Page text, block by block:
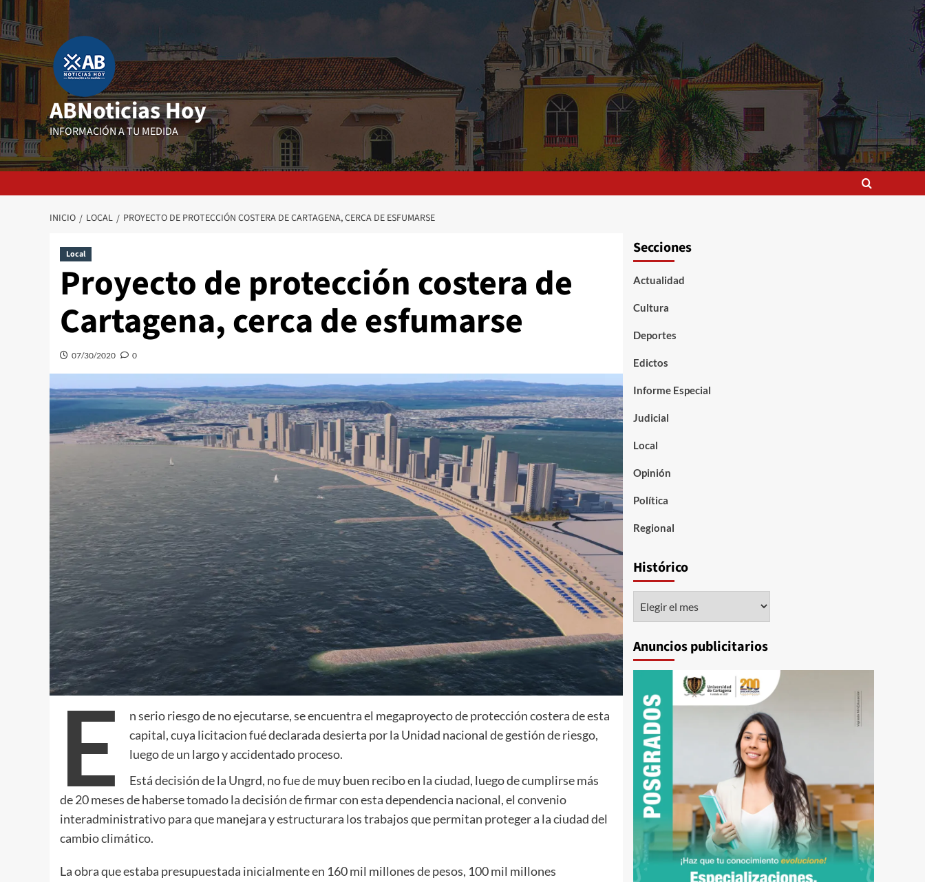
al
contenido
ABNoticias Hoy
INFORMACIÓN A TU MEDIDA
INICIO LOCAL PROYECTO DE PROTECCIÓN COSTERA DE CARTAGENA, CERCA DE ESFUMARSE
Local
Proyecto de protección costera de
Cartagena, cerca de esfumarse
07/30/2020 0
E
n serio riesgo de no ejecutarse, se encuentra el megaproyecto de protección costera de esta
capital, cuya licitacion fué declarada desierta por la Unidad nacional de gestión de riesgo,
luego de un largo y accidentado proceso.
Está decisión de la Ungrd, no fue de muy buen recibo en la ciudad, luego de cumplirse más
de 20 meses de haberse tomado la decisión de firmar con esta dependencia nacional, el convenio
interadministrativo para que manejara y estructurara los trabajos que permitan proteger a la ciudad del
cambio climático.
La obra que estaba presupuestada inicialmente en 160 mil millones de pesos, 100 mil millones
Secciones
Actualidad
Cultura
Deportes
Edictos
Informe Especial
Judicial
Local
Opinión
Política
Regional
Histórico
Anuncios publicitarios